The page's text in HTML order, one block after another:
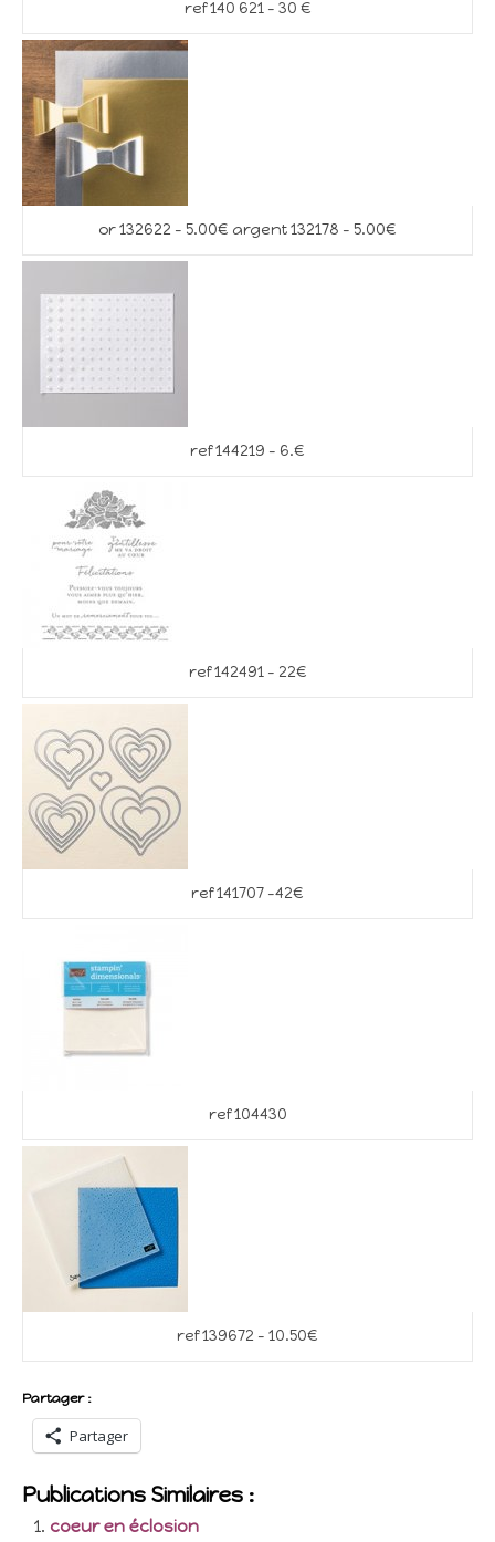
ref 140 621 – 30 €
or 132622 – 5.00€ argent 132178 – 5.00€
ref 144219 – 6.€
ref 142491 – 22€
ref 141707 -42€
ref 104430
ref 139672 – 10.50€
Partager :
Partager
Publications Similaires :
coeur en éclosion